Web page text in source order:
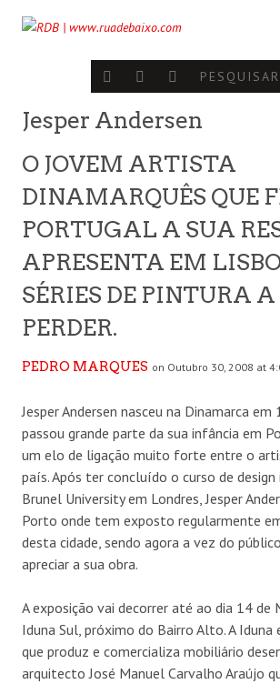
Jesper Andersen
O JOVEM ARTISTA
DINAMARQUÊS QUE
PORTUGAL A SUA
APRESENTA EM
SÉRIES DE PINTURA
PERDER.
PEDRO MARQUES on Outubro 30, 2008 at
Jesper Andersen nasceu na Dinamarca em
passou grande parte da sua infância em
um elo de ligação muito forte entre o
país. Após ter concluído o curso de
Brunel University em Londres, Jesper
Porto onde tem exposto regularmente
desta cidade, sendo agora a vez do
apreciar a sua obra.
A exposição vai decorrer até ao dia 14 de
Iduna Sul, próximo do Bairro Alto. A Iduna
que produz e comercializa mobiliário
arquitecto José Manuel Carvalho Araújo